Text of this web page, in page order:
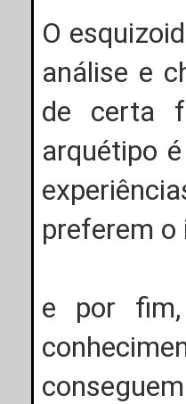
O
análise e
de certa
arquétipo
preferem o
e por